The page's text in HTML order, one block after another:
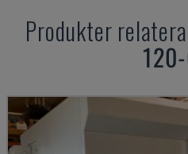
Produkter